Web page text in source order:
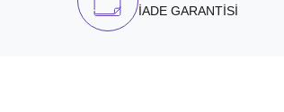
İADE GARANTİSİ